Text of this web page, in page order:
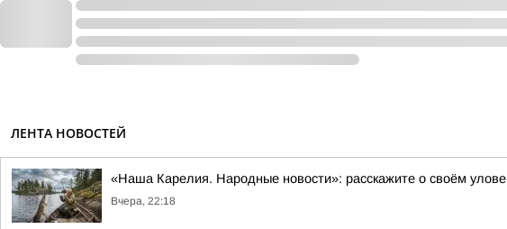
ЛЕНТА НОВОСТЕЙ
«Наша Карелия. Народные новости»: расскажите о своём улове
Вчера, 22:18